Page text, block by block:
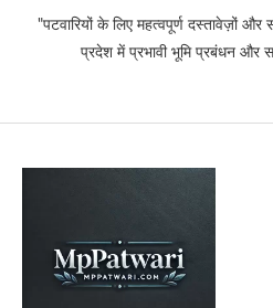
"पटवारियों के लिए महत्वपूर्ण दस्तावेज़ों
प्रदेश में प्रभावी भूमि प्रबंधन और